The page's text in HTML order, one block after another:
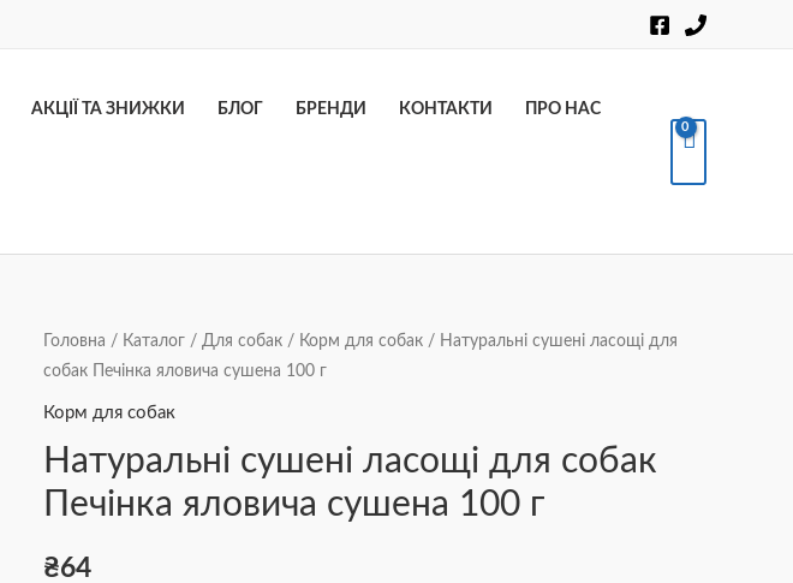
АКЦІЇ ТА ЗНИЖКИ БЛОГ БРЕНДИ КОНТАКТИ ПРО НАС
Головна / Каталог / Для собак / Корм для собак / Натуральні сушені ласощі для
собак Печінка яловича сушена 100 г
Корм для собак
Натуральні сушені ласощі для собак
Печінка яловича сушена 100 г
₴64
Натуральні
сушені
ласощі
собак
Печінка
сушена